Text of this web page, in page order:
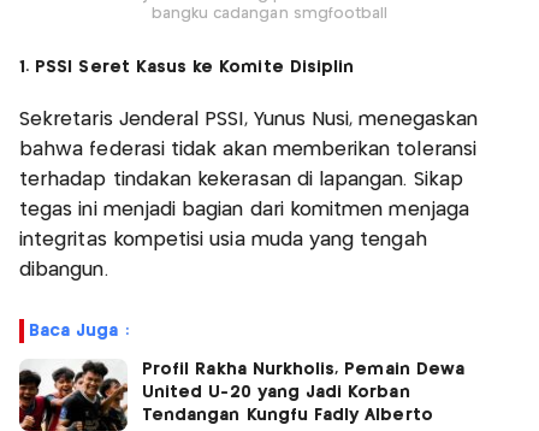
bangku cadangan smgfootball
1. PSSI Seret Kasus ke Komite Disiplin
Sekretaris Jenderal PSSI, Yunus Nusi, menegaskan
bahwa federasi tidak akan memberikan toleransi
terhadap tindakan kekerasan di lapangan. Sikap
tegas ini menjadi bagian dari komitmen menjaga
integritas kompetisi usia muda yang tengah
dibangun.
Baca Juga :
Profil Rakha Nurkholis, Pemain Dewa
United U-20 yang Jadi Korban
Tendangan Kungfu Fadly Alberto